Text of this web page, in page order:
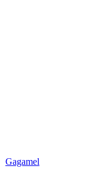
Gagamel